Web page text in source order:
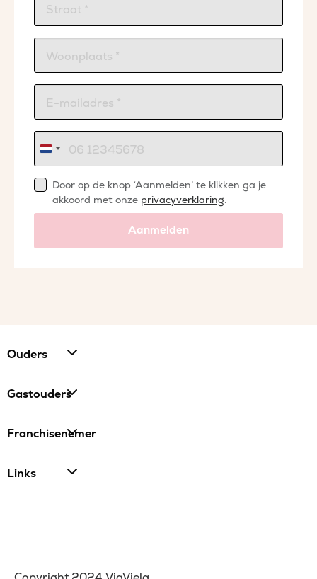
Nederland
+31
Door op de knop ‘Aanmelden’ te klikken ga je
akkoord met onze privacyverklaring.
Aanmelden
Ouders
Gastouders
Franchisenemer
Links